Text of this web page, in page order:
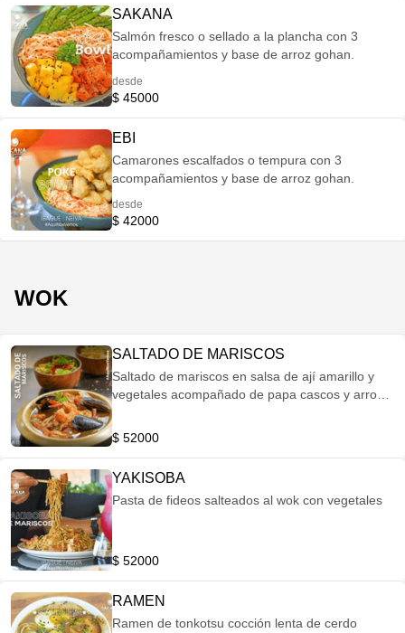
SAKANA
Salmón fresco o sellado a la plancha con 3
acompañamientos y base de arroz gohan.
desde
$ 45000
EBI
Camarones escalfados o tempura con 3
acompañamientos y base de arroz gohan.
desde
$ 42000
WOK
SALTADO DE MARISCOS
Saltado de mariscos en salsa de ají amarillo y
vegetales acompañado de papa cascos y arroz
$ 52000
YAKISOBA
Pasta de fideos salteados al wok con vegetales
$ 52000
RAMEN
Ramen de tonkotsu cocción lenta de cerdo